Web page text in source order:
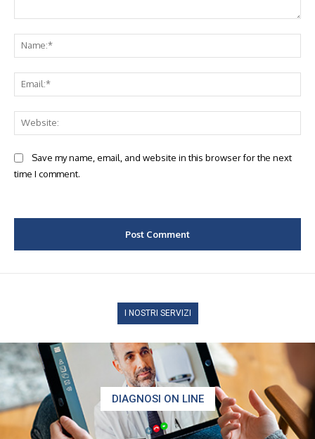
Save my name, email, and website in this browser for the next
time I comment.
I NOSTRI SERVIZI
DIAGNOSI ON LINE